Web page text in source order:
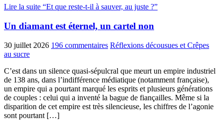
Lire la suite “Et que reste-t-il à sauver, au juste ?”
Un diamant est éternel, un cartel non
30 juillet 2026 196 commentaires Réflexions décousues et Crêpes
au sucre
C’est dans un silence quasi-sépulcral que meurt un empire industriel
de 138 ans, dans l’indifférence médiatique (notamment française),
un empire qui a pourtant marqué les esprits et plusieurs générations
de couples : celui qui a inventé la bague de fiançailles. Même si la
disparition de cet empire est très silencieuse, les chiffres de l’agonie
sont pourtant […]